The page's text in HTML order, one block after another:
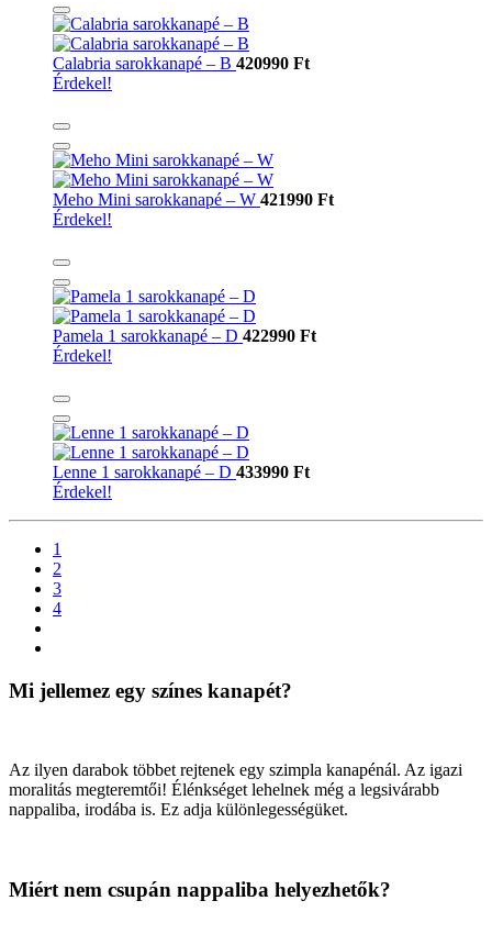
Calabria sarokkanapé – B 420990 Ft
Érdekel!
Meho Mini sarokkanapé – W 421990 Ft
Érdekel!
Pamela 1 sarokkanapé – D 422990 Ft
Érdekel!
Lenne 1 sarokkanapé – D 433990 Ft
Érdekel!
1
2
3
4
Mi jellemez egy színes kanapét?
Az ilyen darabok többet rejtenek egy szimpla kanapénál. Az igazi
moralitás megteremtői! Élénkséget lehelnek még a legsivárabb
nappaliba, irodába is. Ez adja különlegességüket.
Miért nem csupán nappaliba helyezhetők?